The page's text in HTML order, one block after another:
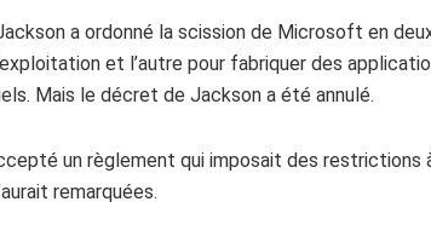
a ordonné la scission de Microsoft en
et l’autre pour fabriquer des
Mais le décret de Jackson a été annulé.
un règlement qui imposait des restrictions
remarquées.